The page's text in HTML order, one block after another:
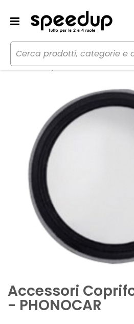
Home Auto Audio elettronica
Accessori Copriforo antenna -
Accessori
- PHONOCAR